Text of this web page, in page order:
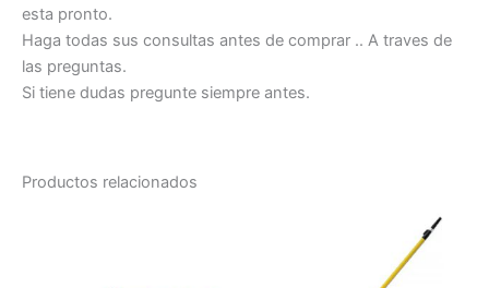
esta pronto.
Haga todas sus consultas antes de comprar .. A traves de
las preguntas.
Si tiene dudas pregunte siempre antes.
Productos relacionados